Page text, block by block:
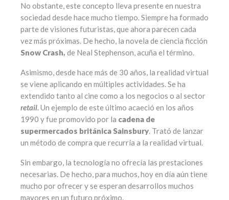
No obstante, este concepto lleva presente en nuestra
sociedad desde hace mucho tiempo. Siempre ha formado
parte de visiones futuristas, que ahora parecen cada
vez más próximas. De hecho, la novela de ciencia ficción
Snow Crash, de Neal Stephenson, acuña el término.
Asimismo, desde hace más de 30 años, la realidad virtual
se viene aplicando en múltiples actividades. Se ha
extendido tanto al cine como a los negocios o al sector
retail. Un ejemplo de este último acaeció en los años
1990 y fue promovido por la cadena de
supermercados británica Sainsbury . Trató de lanzar
un método de compra que recurría a la realidad virtual.
Sin embargo, la tecnología no ofrecía las prestaciones
necesarias. De hecho, para muchos, hoy en día aún tiene
mucho por ofrecer y se esperan desarrollos muchos
mayores en un futuro próximo.